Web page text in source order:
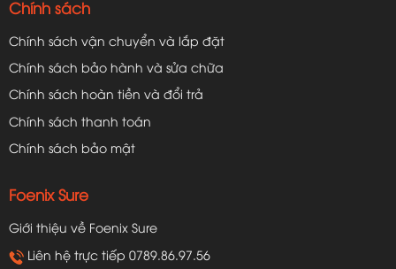
Chính sách
Chính sách vận chuyển và lắp đặt
Chính sách bảo hành và sửa chữa
Chính sách hoàn tiền và đổi trả
Chính sách thanh toán
Chính sách bảo mật
Foenix Sure
Giới thiệu về Foenix Sure
Liên hệ trực tiếp 0789.86.97.56